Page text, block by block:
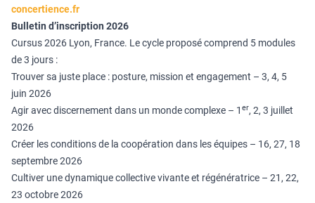
concertience.fr
Bulletin d’inscription 2026
Cursus 2026 Lyon, France. Le cycle proposé comprend 5 modules
de 3 jours :
Trouver sa juste place : posture, mission et engagement – 3, 4, 5
juin 2026
Agir avec discernement dans un monde complexe – 1 er, 2, 3 juillet
2026
Créer les conditions de la coopération dans les équipes – 16, 27, 18
septembre 2026
Cultiver une dynamique collective vivante et régénératrice – 21, 22,
23 octobre 2026